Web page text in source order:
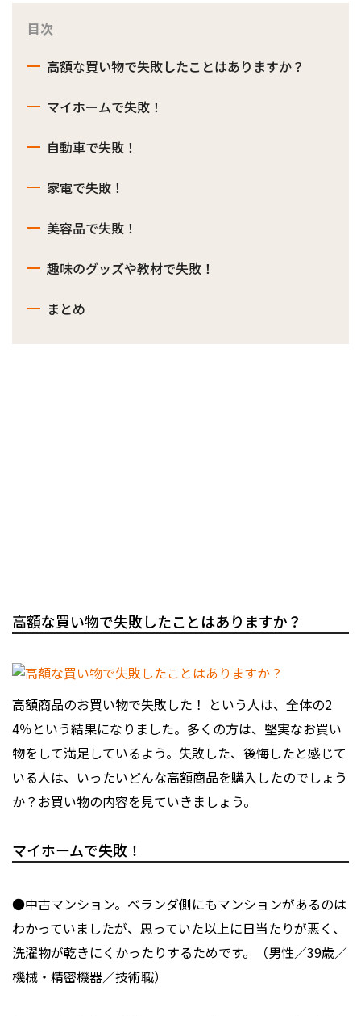
目次
高額な買い物で失敗したことはありますか？
マイホームで失敗！
自動車で失敗！
家電で失敗！
美容品で失敗！
趣味のグッズや教材で失敗！
まとめ
高額な買い物で失敗したことはありますか？
高額商品のお買い物で失敗した！ という人は、全体の2
4％という結果になりました。多くの方は、堅実なお買い
物をして満足しているよう。失敗した、後悔したと感じて
いる人は、いったいどんな高額商品を購入したのでしょう
か？お買い物の内容を見ていきましょう。
マイホームで失敗！
●中古マンション。ベランダ側にもマンションがあるのは
わかっていましたが、思っていた以上に日当たりが悪く、
洗濯物が乾きにくかったりするためです。（男性／39歳／
機械・精密機器／技術職）